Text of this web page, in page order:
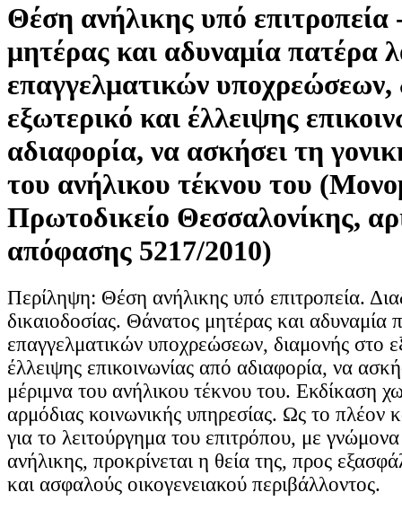
Θέση ανήλικης υπό
μητέρας και αδυναμία πατέρα
επαγγελματικών υποχρεώσεων,
εξωτερικό και έλλειψης
αδιαφορία, να ασκήσει τη
του ανήλικου τέκνου του
Πρωτοδικείο Θεσσαλονίκης,
απόφασης 5217/2010)
Περίληψη: Θέση ανήλικης υπό επιτροπεία.
δικαιοδοσίας. Θάνατος μητέρας και αδυναμία
επαγγελματικών υποχρεώσεων, διαμονής στο
έλλειψης επικοινωνίας από αδιαφορία, να
μέριμνα του ανήλικου τέκνου του. Εκδίκαση
αρμόδιας κοινωνικής υπηρεσίας. Ως το
για το λειτούργημα του επιτρόπου, με
ανήλικης, προκρίνεται η θεία της, προς
και ασφαλούς οικογενειακού περιβάλλοντος.